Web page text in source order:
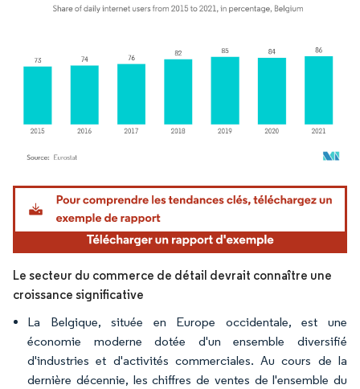
Image © Mordor Intelligence. La réutilisation nécessite une attribution sous CC BY
Le secteur du commerce de détail devrait connaître une
croissance significative
La Belgique, située en Europe occidentale, est une
économie moderne dotée d'un ensemble diversifié
d'industries et d'activités commerciales. Au cours de la
dernière décennie, les chiffres de ventes de l'ensemble du